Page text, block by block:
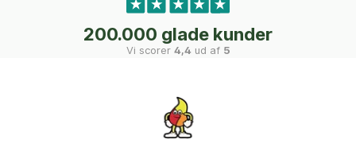
200.000 glade kunder
Vi scorer 4,4 ud af 5